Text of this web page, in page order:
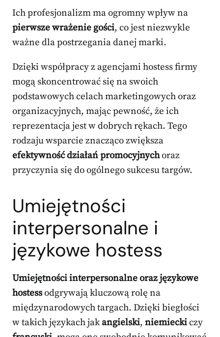
Ich profesjonalizm ma ogromny wpływ na
pierwsze wrażenie gości, co jest niezwykle
ważne dla postrzegania danej marki.
Dzięki współpracy z agencjami hostess firmy
mogą skoncentrować się na swoich
podstawowych celach marketingowych oraz
organizacyjnych, mając pewność, że ich
reprezentacja jest w dobrych rękach. Tego
rodzaju wsparcie znacząco zwiększa
efektywność działań promocyjnychoraz
przyczynia się do ogólnego sukcesu targów.
Umiejętności
interpersonalne i
językowe hostess
Umiejętności interpersonalne oraz językowe
hostessodgrywają kluczową rolę na
międzynarodowych targach. Dzięki biegłości
w takich językach jakangielski, niemieckiczy